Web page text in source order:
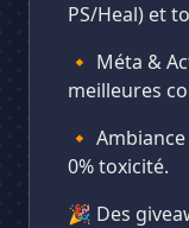
PS/Heal) et
🔸 Méta &
meilleures
🔸
0% toxicité.
🎉 Des